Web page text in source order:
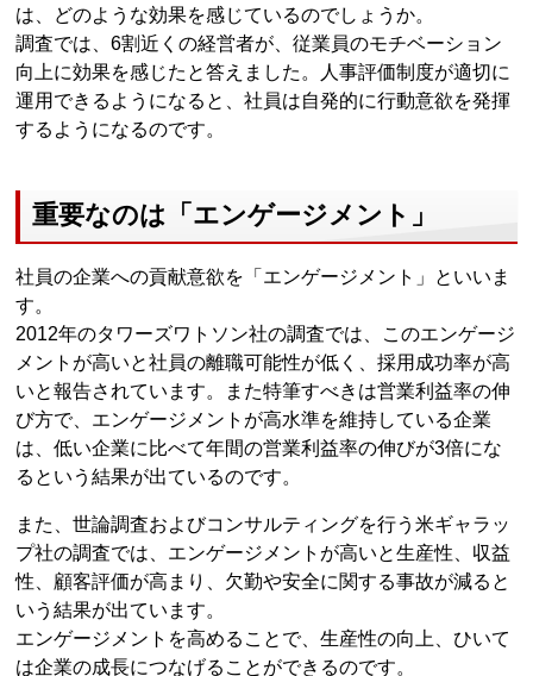
は、どのような効果を感じているのでしょうか。
調査では、6割近くの経営者が、従業員のモチベーション
向上に効果を感じたと答えました。人事評価制度が適切に
運用できるようになると、社員は自発的に行動意欲を発揮
するようになるのです。
重要なのは「エンゲージメント」
社員の企業への貢献意欲を「エンゲージメント」といいま
す。
2012年のタワーズワトソン社の調査では、このエンゲージ
メントが高いと社員の離職可能性が低く、採用成功率が高
いと報告されています。また特筆すべきは営業利益率の伸
び方で、エンゲージメントが高水準を維持している企業
は、低い企業に比べて年間の営業利益率の伸びが3倍にな
るという結果が出ているのです。
また、世論調査およびコンサルティングを行う米ギャラッ
プ社の調査では、エンゲージメントが高いと生産性、収益
性、顧客評価が高まり、欠勤や安全に関する事故が減ると
いう結果が出ています。
エンゲージメントを高めることで、生産性の向上、ひいて
は企業の成長につなげることができるのです。